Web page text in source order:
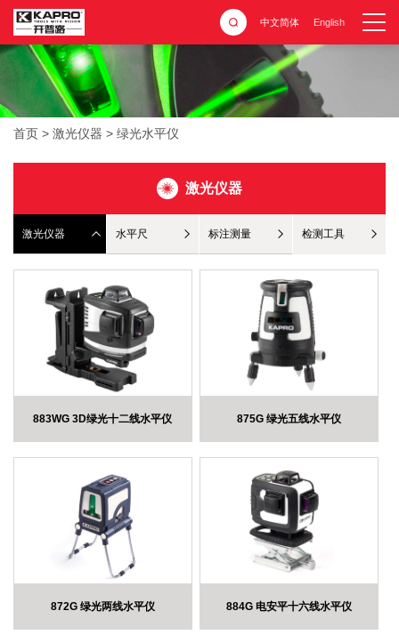
中文简体 English
首页 > 激光仪器 > 绿光水平仪
激光仪器
激光仪器 水平尺 标注测量 检测工具
883WG 3D绿光十二线水平仪 875G 绿光五线水平仪
872G 绿光两线水平仪 884G 电安平十六线水平仪